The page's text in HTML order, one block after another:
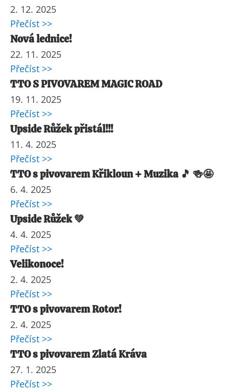
2. 12. 2025
Přečíst >>
Nová lednice!
22. 11. 2025
Přečíst >>
TTO S PIVOVAREM MAGIC ROAD
19. 11. 2025
Přečíst >>
Upside Růžek přistál!!!
11. 4. 2025
Přečíst >>
TTO s pivovarem Křikloun + Muzika 🎵 🍻🤩
6. 4. 2025
Přečíst >>
Upside Růžek 💚
4. 4. 2025
Přečíst >>
Velikonoce!
2. 4. 2025
Přečíst >>
TTO s pivovarem Rotor!
2. 4. 2025
Přečíst >>
TTO s pivovarem Zlatá Kráva
27. 1. 2025
Přečíst >>